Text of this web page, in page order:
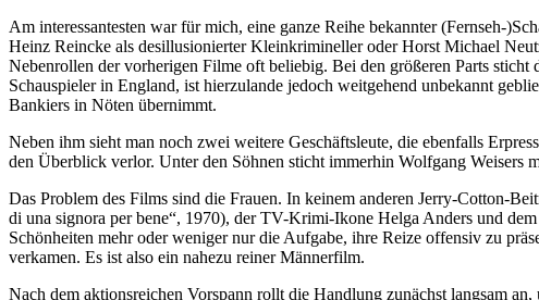
Am interessantesten war für mich, eine ganze Reihe bekannter (Fernseh-
Heinz Reincke als desillusionierter Kleinkrimineller oder Horst Michael
Nebenrollen der vorherigen Filme oft beliebig. Bei den größeren Parts
Schauspieler in England, ist hierzulande jedoch weitgehend unbekannt
Bankiers in Nöten übernimmt.
Neben ihm sieht man noch zwei weitere Geschäftsleute, die ebenfalls
den Überblick verlor. Unter den Söhnen sticht immerhin Wolfgang Weisers
Das Problem des Films sind die Frauen. In keinem anderen Jerry-Cotton-
di una signora per bene“, 1970), der TV-Krimi-Ikone Helga Anders und
Schönheiten mehr oder weniger nur die Aufgabe, ihre Reize offensiv zu
verkamen. Es ist also ein nahezu reiner Männerfilm.
Nach dem aktionsreichen Vorspann rollt die Handlung zunächst langsam